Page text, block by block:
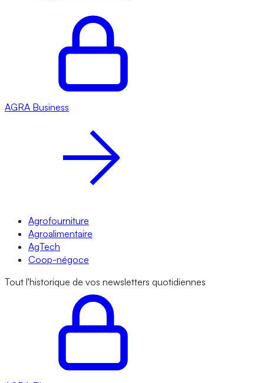
AGRA Business
Agrofourniture
Agroalimentaire
AgTech
Coop-négoce
Tout l'historique de vos newsletters quotidiennes